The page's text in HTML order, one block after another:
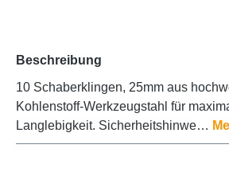
Beschreibung
10 Schaberklingen, 25mm aus
Kohlenstoff-Werkzeugstahl für
Langlebigkeit. Sicherheitshinwe…